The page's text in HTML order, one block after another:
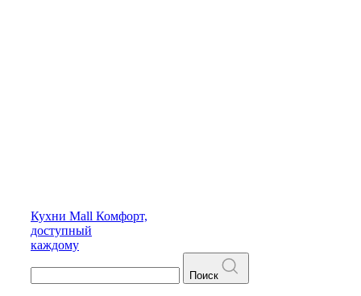
Кухни Mall Комфорт,
доступный
каждому
Поиск